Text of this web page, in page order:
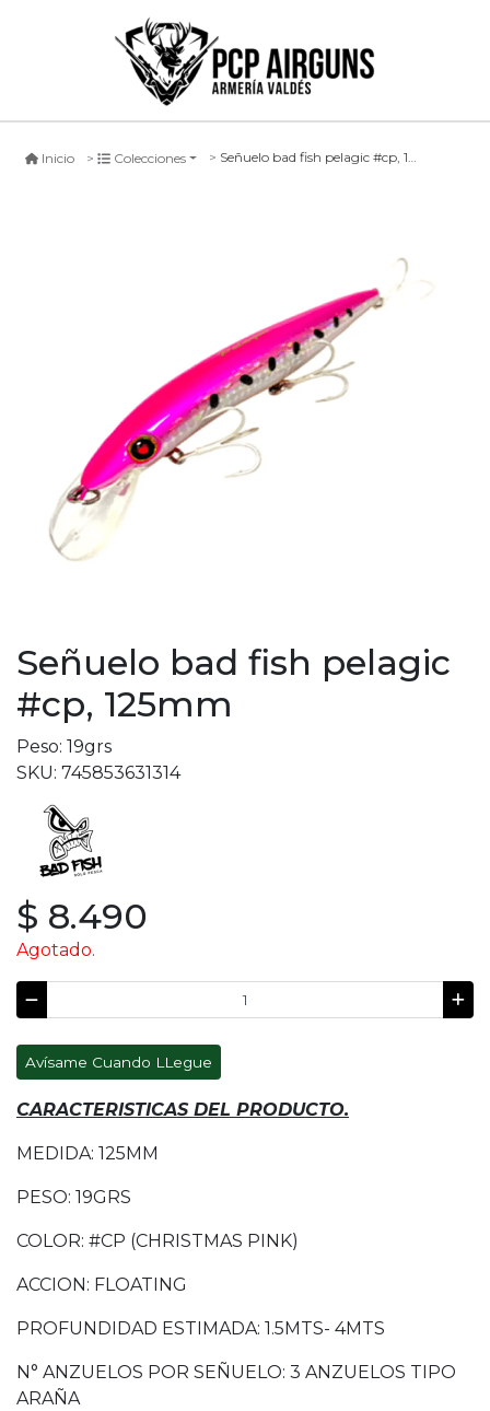
Inicio Colecciones Señuelo bad fish pelagic #cp, 125mm
Señuelo bad fish pelagic
#cp, 125mm
Peso: 19grs
SKU: 745853631314
$ 8.490
Agotado.
Avísame Cuando LLegue
CARACTERISTICAS DEL PRODUCTO.
MEDIDA: 125MM
PESO: 19GRS
COLOR: #CP (CHRISTMAS PINK)
ACCION: FLOATING
PROFUNDIDAD ESTIMADA: 1.5MTS- 4MTS
N° ANZUELOS POR SEÑUELO: 3 ANZUELOS TIPO
ARAÑA